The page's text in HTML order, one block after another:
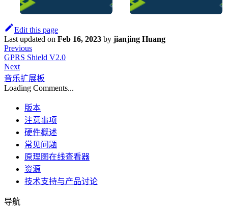
Edit this page
Last updated on Feb 16, 2023 by jianjing Huang
Previous
GPRS Shield V2.0
Next
音乐扩展板
Loading Comments...
版本
注意事项
硬件概述
常见问题
原理图在线查看器
资源
技术支持与产品讨论
导航